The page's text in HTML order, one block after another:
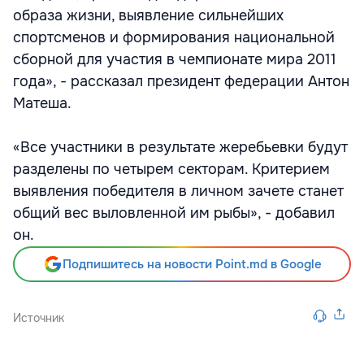
образа жизни, выявление сильнейших
спортсменов и формирования национальной
сборной для участия в чемпионате мира 2011
года», - рассказал президент федерации Антон
Матеша.
«Все участники в результате жеребьевки будут
разделены по четырем секторам. Критерием
выявления победителя в личном зачете станет
общий вес выловленной им рыбы», - добавил
он.
Подпишитесь на новости Point.md в Google
Источник